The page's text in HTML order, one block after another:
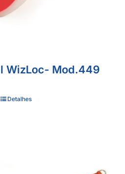
WizLoc- Mod.449
Detalhes